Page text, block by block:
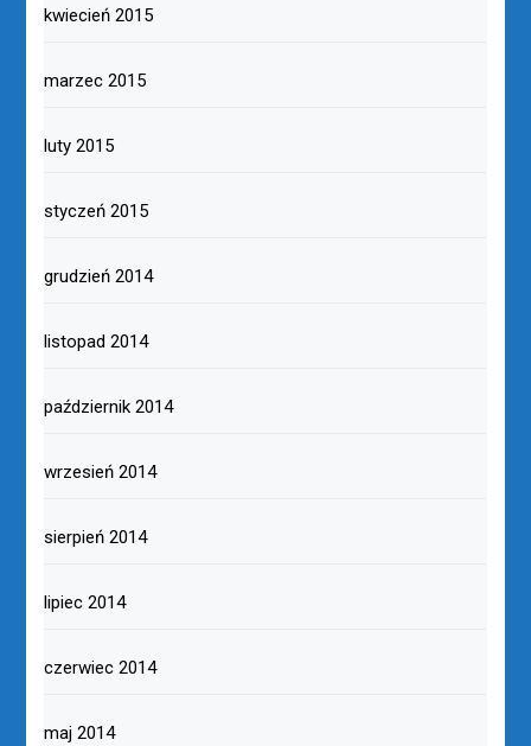
kwiecień 2015
marzec 2015
luty 2015
styczeń 2015
grudzień 2014
listopad 2014
październik 2014
wrzesień 2014
sierpień 2014
lipiec 2014
czerwiec 2014
maj 2014